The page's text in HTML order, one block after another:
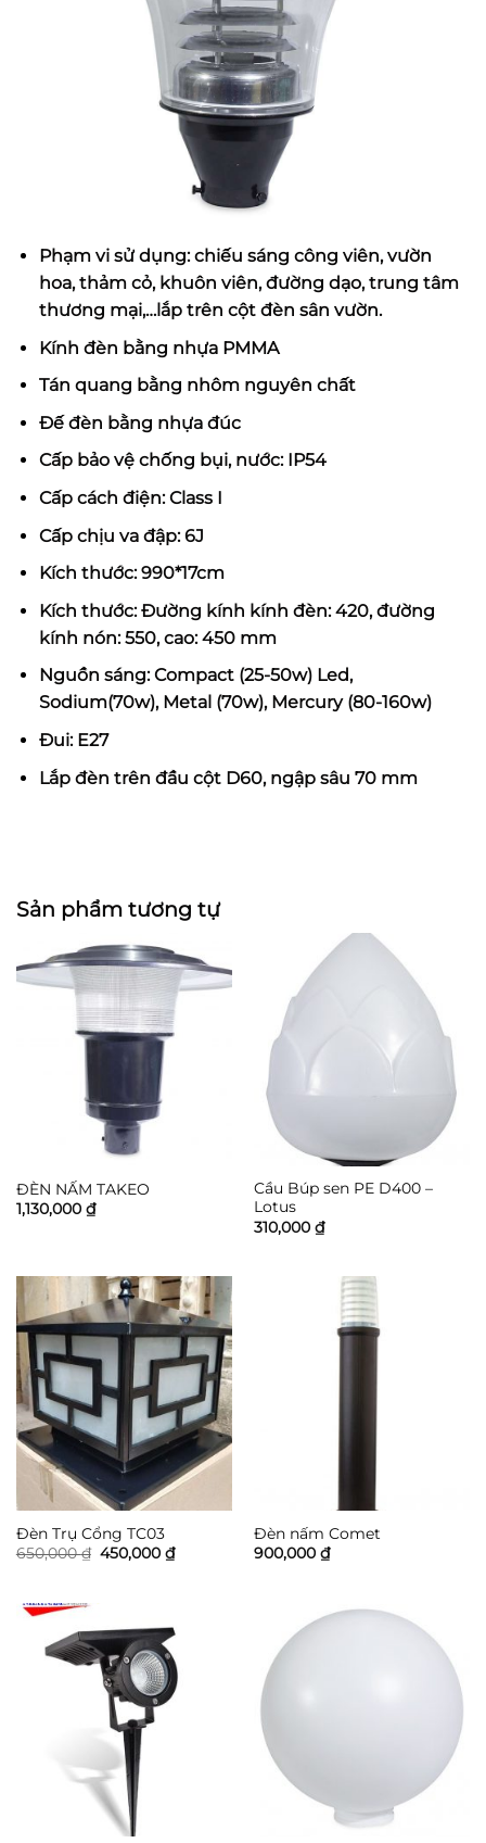
Phạm vi sử dụng:chiếu sáng công viên, vườn
hoa, thảm cỏ, khuôn viên, đường dạo, trung tâm
thương mại,…lắp trên cột đèn sân vườn.
Kính đèn bằng nhựa PMMA
Tán quang bằng nhôm nguyên chất
Đế đèn bằng nhựa đúc
Cấp bảo vệ chống bụi, nước: IP54
Cấp cách điện: Class I
Cấp chịu va đập: 6J
Kích thước: 990*17cm
Kích thước: Đường kính kính đèn: 420, đường
kính nón: 550, cao: 450 mm
Nguồn sáng: Compact (25-50w) Led,
Sodium(70w), Metal (70w), Mercury (80-160w)
Đui: E27
Lắp đèn trên đầu cột D60, ngập sâu 70 mm
Sản phẩm tương tự
ĐÈN NẤM TAKEO
1,130,000 ₫
Cầu Búp sen PE D400 –
Lotus
310,000 ₫
Đèn Trụ Cổng TC03
650,000₫ Giá
450,000 ₫Giá
hiện
Đèn nấm Comet
900,000 ₫